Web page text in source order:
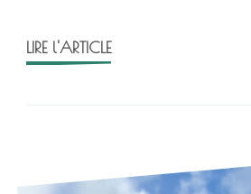
LIRE l'ARTICLE